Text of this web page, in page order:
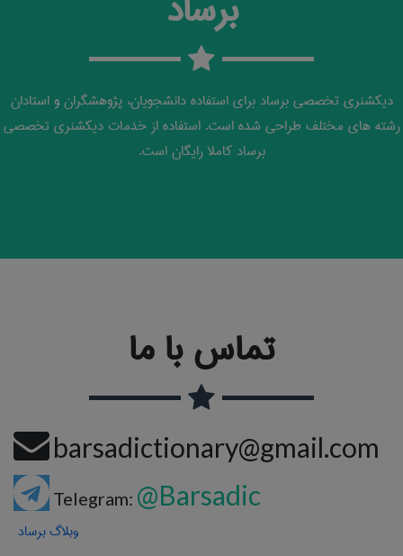
دیکشنری تخصصی برساد برای استفاده دانشجویان، پژوهشگران و استادان
رشته های مختلف طراحی شده است. استفاده از خدمات دیکشنری تخصصی
برساد کاملا رایگان است.
تماس با ما
barsadictionary@gmail.com
Telegram: @Barsadic
وبلاگ برساد